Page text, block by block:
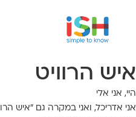
הרוויט
אני אלי
אדריכל, ואני במקרה גם"איש